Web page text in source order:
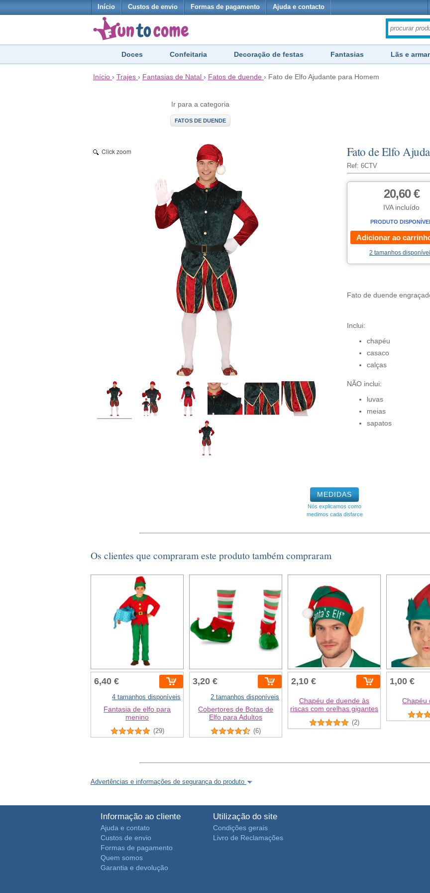
Início Custos de envio Formas de pagamento Ajuda e contacto
Doces Confeitaria Decoração de festas Fantasias Lãs e
Início › Trajes › Fantasias de Natal › Fatos de duende › Fato de Elfo Ajudante para Homem
Ir para a categoria
FATOS DE DUENDE
Fato de Elfo
Ref: 6CTV
Click zoom
20,60 €
IVA incluído
PRODUTO
Adicionar ao
2 tamanhos
Fato de duende
Inclui:
chapéu
casaco
calças
NÃO inclui:
luvas
meias
sapatos
MEDIDAS
Nós explicamos como
medimos cada disfarce
Os clientes que compraram este produto também compraram
6,40 €
4 tamanhos disponíveis
Fantasia de elfo para
menino
(29)
3,20 €
2 tamanhos disponíveis
Cobertores de Botas de
Elfo para Adultos
(6)
2,10 €
Chapéu de duende às
riscas com orelhas gigantes
(2)
1,00 €
Chapéu
Advertências e informações de segurança do produto
Informação ao cliente
Ajuda e contato
Custos de envio
Formas de pagamento
Quem somos
Garantia e devolução
Utilização do site
Condições gerais
Livro de Reclamações